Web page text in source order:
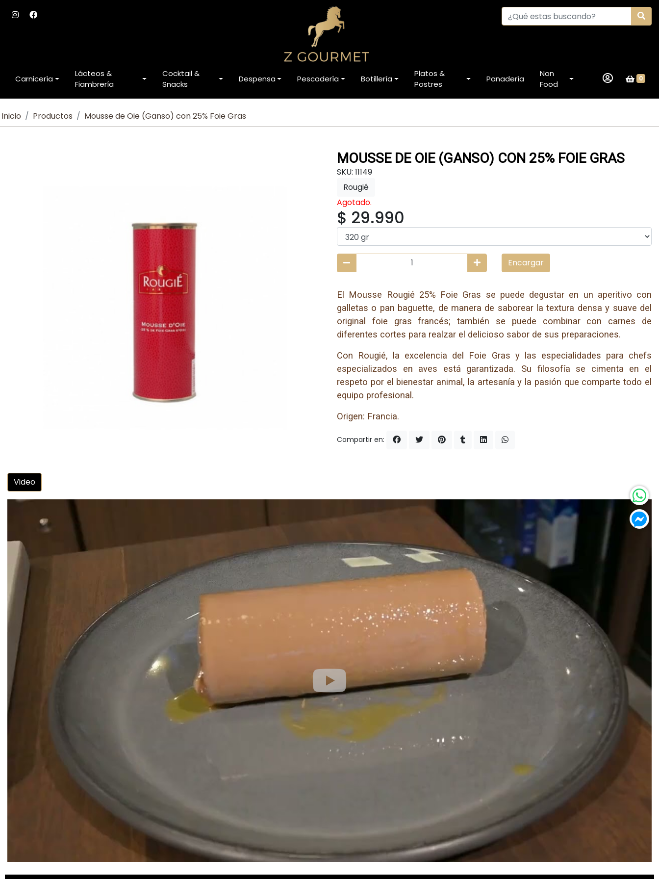
Carnicería
Lácteos &
Fiambrería
Cocktail &
Snacks
Despensa Pescadería Botillería
Platos &
Postres
Panadería
Non
Food
0
Inicio Productos Mousse de Oie (Ganso) con 25% Foie Gras
MOUSSE DE OIE (GANSO) CON 25% FOIE GRAS
SKU: 11149
Rougié
Agotado.
$ 29.990
Encargar
El Mousse Rougié 25% Foie Gras se puede degustar en un aperitivo con
galletas o pan baguette, de manera de saborear la textura densa y suave del
original foie gras francés; también se puede combinar con carnes de
diferentes cortes para realzar el delicioso sabor de sus preparaciones.
Con Rougié, la excelencia del Foie Gras y las especialidades para chefs
especializados en aves está garantizada. Su filosofía se cimenta en el
respeto por el bienestar animal, la artesanía y la pasión que comparte todo el
equipo profesional.
Origen: Francia.
Compartir en:
Video